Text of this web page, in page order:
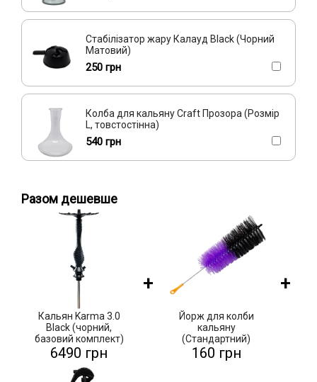
Стабілізатор жару Калауд Black (Чорний
Матовий)
250 грн
Колба для кальяну Craft Прозора (Розмір
L, товстостінна)
540 грн
Разом дешевше
Кальян Karma 3.0
Black (чорний,
базовий комплект)
6490 грн
+
Йорж для колби
кальяну
(Стандартний)
160 грн
+